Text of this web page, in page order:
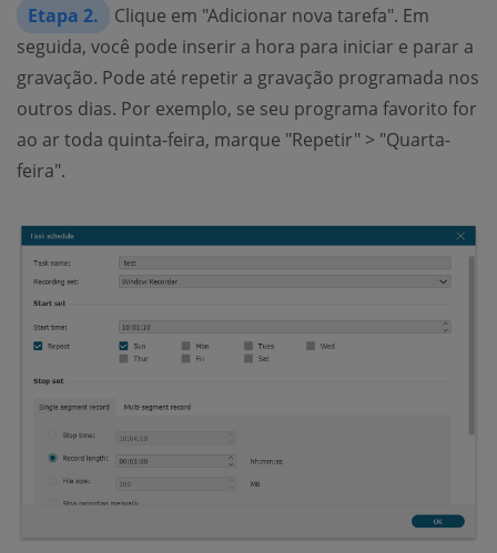
Etapa 2.
Clique em "Adicionar nova tarefa". Em
seguida, você pode inserir a hora para iniciar e parar a
gravação. Pode até repetir a gravação programada nos
outros dias. Por exemplo, se seu programa favorito for
ao ar toda quinta-feira, marque "Repetir" > "Quarta-
feira".